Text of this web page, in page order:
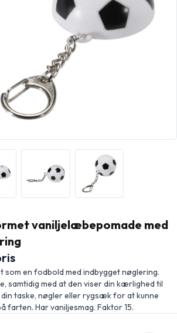
vaniljelæbepomade med
en fodbold med indbygget nøglering.
samtidig med at den viser din kærlighed til
taske, nøgler eller rygsæk for at kunne
Har vaniljesmag. Faktor 15.